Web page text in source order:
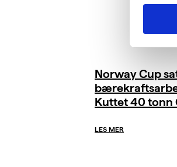
Norway Cup
Kuttet 40 tonn
LES MER